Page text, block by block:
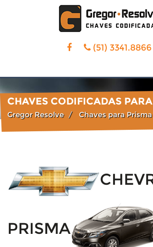
(51) 3341.8866
CHAVES CODIFICADAS
Gregor Resolve Chaves para Prisma
PRISMA